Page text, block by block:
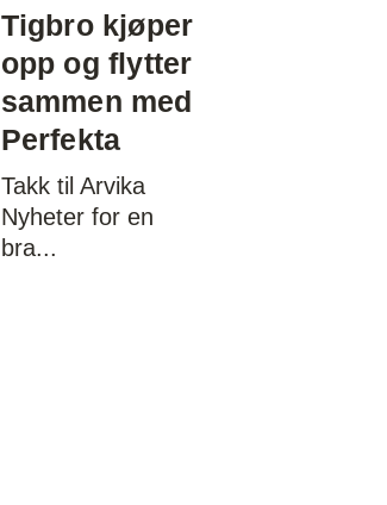
Tigbro kjøper
opp og flytter
sammen med
Perfekta
Takk til Arvika
Nyheter for en
bra